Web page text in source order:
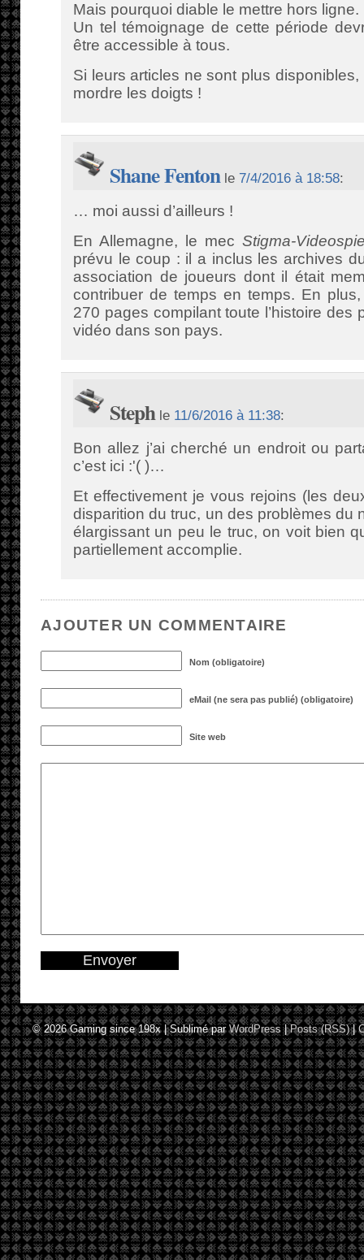
Mais pourquoi diable le mettre hors ligne.
Un tel témoignage de cette période
être accessible à tous.
Si leurs articles ne sont plus disponibles,
mordre les doigts !
Shane Fentonle 7/4/2016 à 18:58:
… moi aussi d’ailleurs !
En Allemagne, le mec Stigma-
prévu le coup : il a inclus les archives
association de joueurs dont il était
contribuer de temps en temps. En
270 pages compilant toute l’histoire des
vidéo dans son pays.
Stephle 11/6/2016 à 11:38:
Bon allez j’ai cherché un endroit ou
c’est ici :'( )…
Et effectivement je vous rejoins (les
disparition du truc, un des problèmes du
élargissant un peu le truc, on voit bien
partiellement accomplie.
AJOUTER UN COMMENTAIRE
Nom (obligatoire)
eMail (ne sera pas publié) (obligatoire)
Site web
© 2026Gaming since 198x|Sublimé parWordPress |Posts (RSS)|